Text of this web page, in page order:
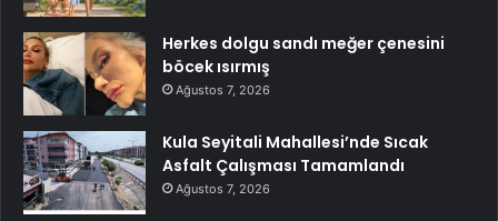
Herkes dolgu sandı meğer çenesini
böcek ısırmış
Ağustos 7, 2026
Kula Seyitali Mahallesi’nde Sıcak
Asfalt Çalışması Tamamlandı
Ağustos 7, 2026